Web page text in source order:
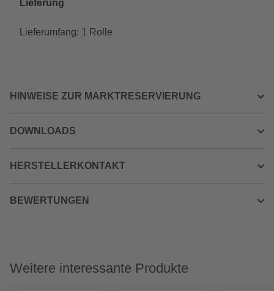
Lieferung
Lieferumfang: 1 Rolle
HINWEISE ZUR MARKTRESERVIERUNG
DOWNLOADS
HERSTELLERKONTAKT
BEWERTUNGEN
Weitere interessante Produkte